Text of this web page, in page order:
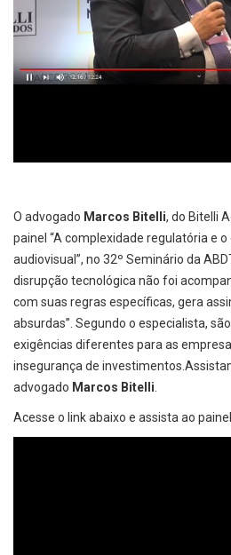
O advogado Marcos Bitelli, do Bitelli
painel “A complexidade regulatória e
audiovisual”, no 32º Seminário da
disrupção tecnológica não foi
com suas regras específicas, gera
absurdas”. Segundo o especialista,
exigências diferentes para as
insegurança de
advogado Marcos Bitelli.
Acesse o link abaixo e assista ao